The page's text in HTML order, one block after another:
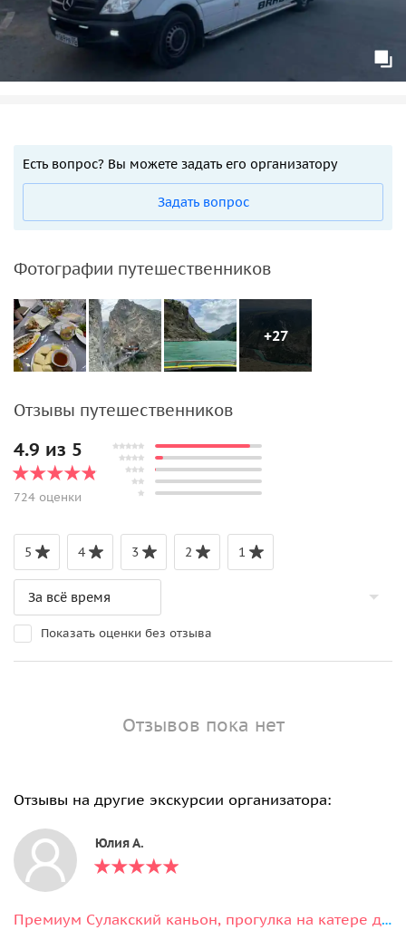
Есть вопрос? Вы можете задать его организатору
Задать вопрос
Фотографии путешественников
+27
Отзывы путешественников
4.9 из 5
724 оценки
5 4 3 2 1
Показать оценки без отзыва
Отзывов пока нет
Отзывы на другие экскурсии организатора:
Юлия А.
Премиум Сулакский каньон, прогулка на катере до плачущих водопадов и Нохъо